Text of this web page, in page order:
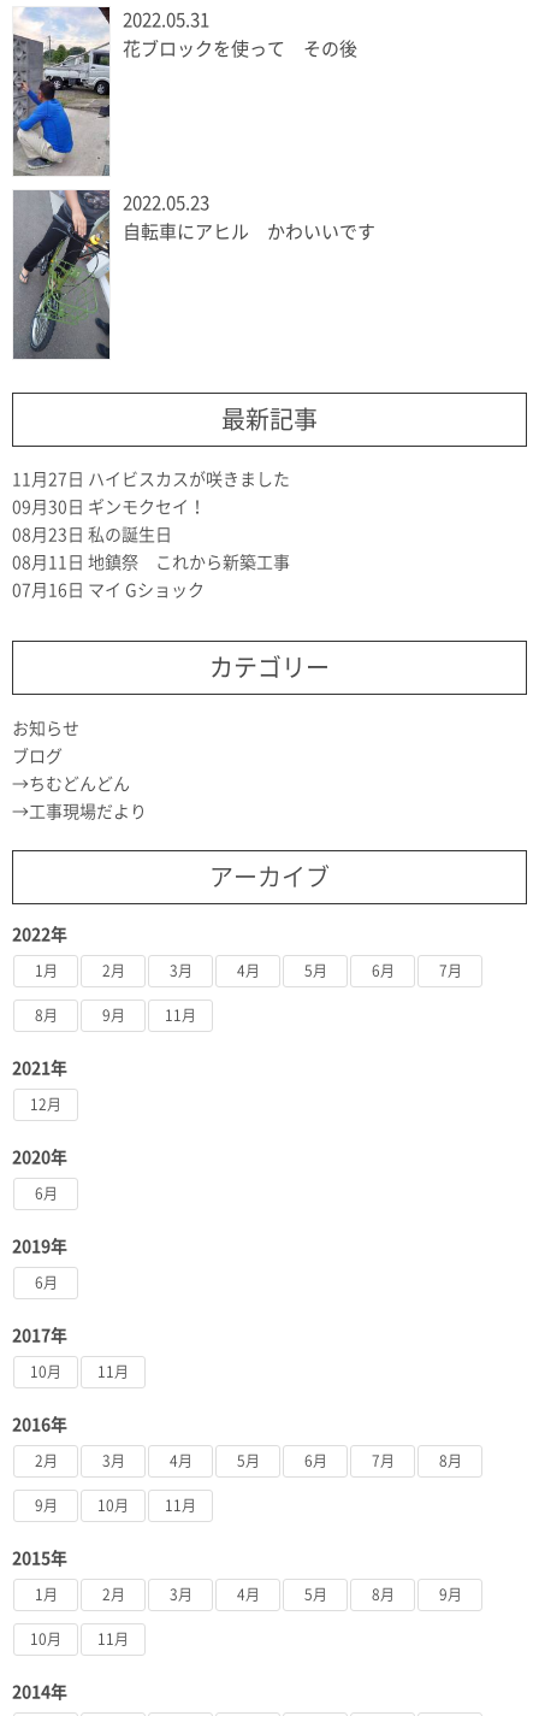
2022.05.31
花ブロックを使って その後
2022.05.23
自転車にアヒル かわいいです
最新記事
11月27日 ハイビスカスが咲きました
09月30日 ギンモクセイ！
08月23日 私の誕生日
08月11日 地鎮祭 これから新築工事
07月16日 マイ Gショック
カテゴリー
お知らせ
ブログ
ちむどんどん
工事現場だより
アーカイブ
2022年
1月 2月 3月 4月 5月 6月 7月
8月 9月 11月
2021年
12月
2020年
6月
2019年
6月
2017年
10月 11月
2016年
2月 3月 4月 5月 6月 7月 8月
9月 10月 11月
2015年
1月 2月 3月 4月 5月 8月 9月
10月 11月
2014年